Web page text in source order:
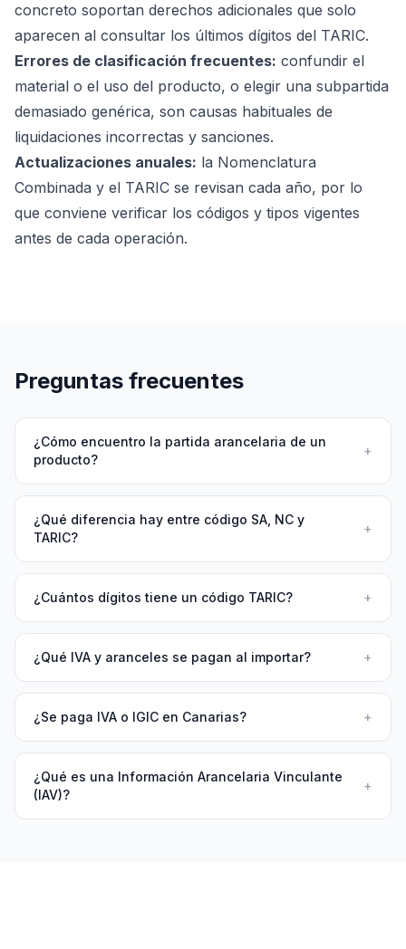
concreto soportan derechos adicionales que solo
aparecen al consultar los últimos dígitos del TARIC.
Errores de clasificación frecuentes: confundir el
material o el uso del producto, o elegir una subpartida
demasiado genérica, son causas habituales de
liquidaciones incorrectas y sanciones.
Actualizaciones anuales: la Nomenclatura
Combinada y el TARIC se revisan cada año, por lo
que conviene verificar los códigos y tipos vigentes
antes de cada operación.
Preguntas frecuentes
¿Cómo encuentro la partida arancelaria de un
producto?
+
¿Qué diferencia hay entre código SA, NC y
TARIC?
+
¿Cuántos dígitos tiene un código TARIC? +
¿Qué IVA y aranceles se pagan al importar? +
¿Se paga IVA o IGIC en Canarias? +
¿Qué es una Información Arancelaria Vinculante
(IAV)?
+